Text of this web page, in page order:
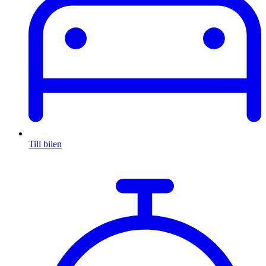
Till bilen